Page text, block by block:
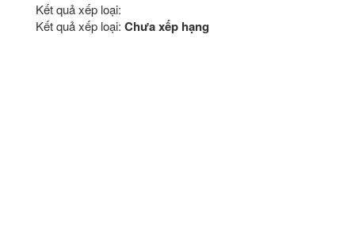
Kết quả xếp loại:
Kết quả xếp loại: Chưa xếp hạng